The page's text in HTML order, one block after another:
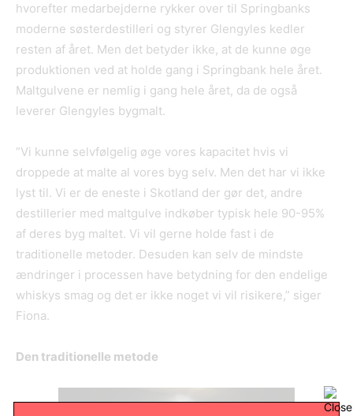
hvorefter medarbejderne rykker over til Springbanks
moderne søsterdestilleri og styrer Glengyles kedler
resten af året. Men det betyder ikke, at de kunne øge
produktionen ved at holde gang i Springbank hele året.
Maltgulvene er nemlig i gang hele året, da de også
leverer Glengyles bygmalt.
”Vi kunne selvfølgelig øge vores kapacitet hvis vi
droppede at malte al vores byg selv. Men det har vi ikke
lyst til. Vi er de eneste i Skotland der gør det, andre
destillerier med maltgulve indkøber typisk hele 90-95%
af deres byg maltet. Vi vil gerne holde fast i de
traditionelle metoder. Desuden kan selv de mindste
ændringer i processen have betydning for den endelige
whiskys smag og det er ikke noget vi vil risikere,” siger
Fiona.
Den traditionelle metode